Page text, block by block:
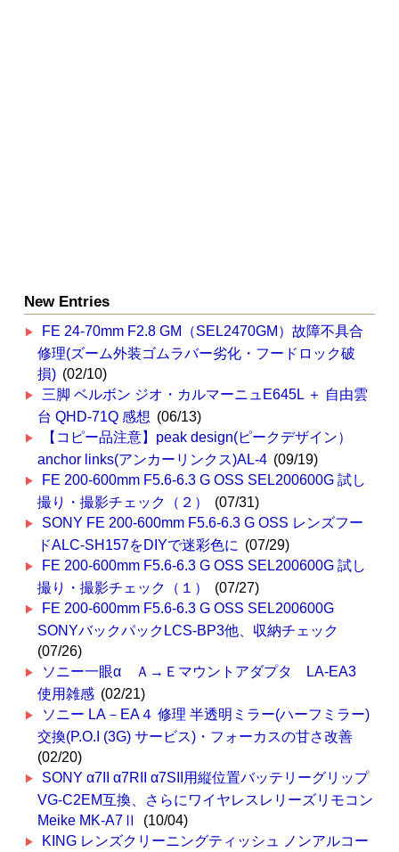
New Entries
FE 24-70mm F2.8 GM（SEL2470GM）故障不具合
修理(ズーム外装ゴムラバー劣化・フードロック破
損) (02/10)
三脚 ベルボン ジオ・カルマーニュE645L ＋ 自由雲
台 QHD-71Q 感想 (06/13)
【コピー品注意】peak design(ピークデザイン）
anchor links(アンカーリンクス)AL-4 (09/19)
FE 200-600mm F5.6-6.3 G OSS SEL200600G 試し
撮り・撮影チェック（２）
(07/31)
SONY FE 200-600mm F5.6-6.3 G OSS レンズフー
ドALC-SH157をDIYで迷彩色に (07/29)
FE 200-600mm F5.6-6.3 G OSS SEL200600G 試し
撮り・撮影チェック（１）
(07/27)
FE 200-600mm F5.6-6.3 G OSS SEL200600G
SONYバックパックLCS-BP3他、収納チェック
(07/26)
ソニー一眼α Ａ→Ｅマウントアダプタ LA-EA3
使用雑感 (02/21)
ソニー LA－EA４ 修理 半透明ミラー(ハーフミラー)
交換(P.O.I (3G) サービス)・フォーカスの甘さ改善
(02/20)
SONY α7II α7RII α7SII用縦位置バッテリーグリップ
VG-C2EM互換、さらにワイヤレスレリーズリモコン
Meike MK-A7Ⅱ
(10/04)
KING レンズクリーニングティッシュ ノンアルコー